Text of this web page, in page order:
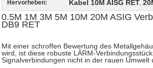
Hervorheben: Kabel 10M AISG RET,
0.5M 1M 3M 5M 10M 20M ASIG
DB9 RET
Mit einer schroffen Bewertung des
wird, ist diese robuste LÄRM-
Signalverbindungen nicht in der rauen Umwelt